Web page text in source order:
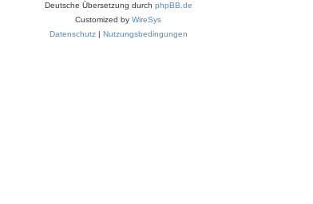
Deutsche Übersetzung durch phpBB.de
Customized by WireSys
Datenschutz| Nutzungsbedingungen